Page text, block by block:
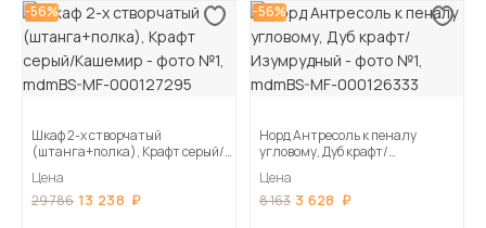
-56%
Шкаф 2-х створчатый
(штанга+полка), Крафт серый/
Цена
29 786 13 238
-56%
Норд Антресоль к пеналу
угловому, Дуб крафт/
Цена
8 163 3 628